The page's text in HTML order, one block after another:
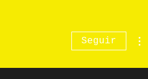
Seguir